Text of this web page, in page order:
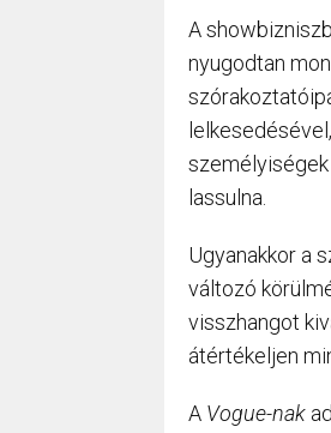
A
nyugodtan
lassulna.
Ugyanakkor a
változó
visszhangot
átértékeljen
A Vogue-nak